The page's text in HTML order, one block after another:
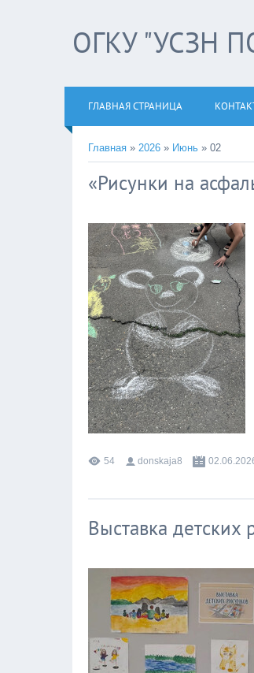
ОГКУ "УСЗН
ГЛАВНАЯ СТРАНИЦА
Главная » 2026 » Июнь » 02
«Рисунки на
54 donskaja8
Выставка детских